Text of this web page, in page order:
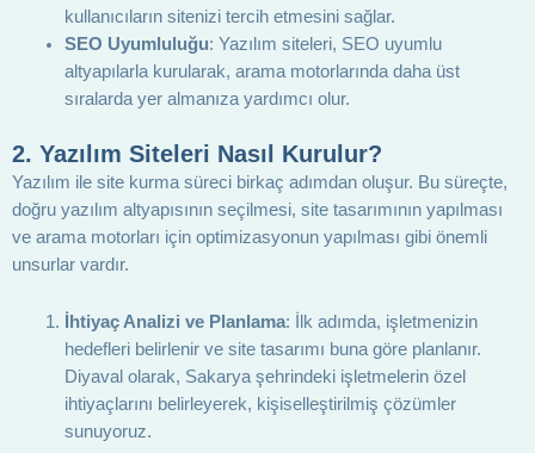
kullanıcıların sitenizi tercih etmesini sağlar.
SEO Uyumluluğu: Yazılım siteleri, SEO uyumlu
altyapılarla kurularak, arama motorlarında daha üst
sıralarda yer almanıza yardımcı olur.
2. Yazılım Siteleri Nasıl Kurulur?
Yazılım ile site kurma süreci birkaç adımdan oluşur. Bu süreçte,
doğru yazılım altyapısının seçilmesi, site tasarımının yapılması
ve arama motorları için optimizasyonun yapılması gibi önemli
unsurlar vardır.
İhtiyaç Analizi ve Planlama: İlk adımda, işletmenizin
hedefleri belirlenir ve site tasarımı buna göre planlanır.
Diyaval olarak, Sakarya şehrindeki işletmelerin özel
ihtiyaçlarını belirleyerek, kişiselleştirilmiş çözümler
sunuyoruz.